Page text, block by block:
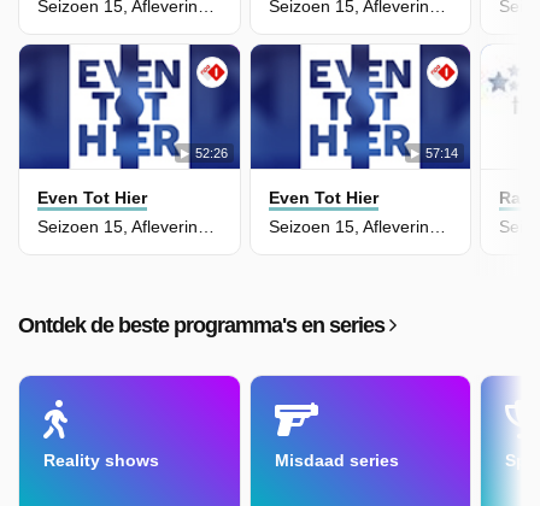
52:26
Even Tot Hier
57:14
Even Tot Hier
Ontdek de beste programma's en series
Reality shows Misdaad series